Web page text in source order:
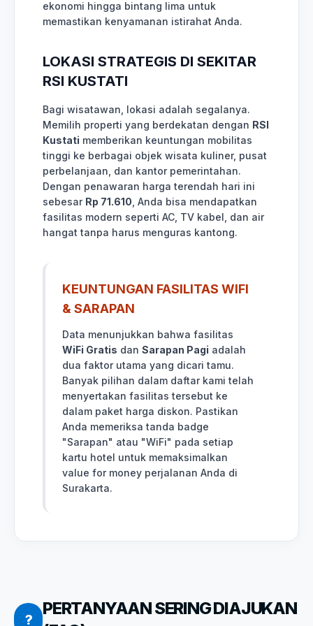
ekonomi hingga bintang lima untuk
memastikan kenyamanan istirahat Anda.
LOKASI STRATEGIS DI SEKITAR
RSI KUSTATI
Bagi wisatawan, lokasi adalah segalanya.
Memilih properti yang berdekatan dengan RSI
Kustati memberikan keuntungan mobilitas
tinggi ke berbagai objek wisata kuliner, pusat
perbelanjaan, dan kantor pemerintahan.
Dengan penawaran harga terendah hari ini
sebesar Rp 71.610 , Anda bisa mendapatkan
fasilitas modern seperti AC, TV kabel, dan air
hangat tanpa harus menguras kantong.
KEUNTUNGAN FASILITAS WIFI
& SARAPAN
Data menunjukkan bahwa fasilitas
WiFi Gratis dan Sarapan Pagi adalah
dua faktor utama yang dicari tamu.
Banyak pilihan dalam daftar kami telah
menyertakan fasilitas tersebut ke
dalam paket harga diskon. Pastikan
Anda memeriksa tanda badge
"Sarapan" atau "WiFi" pada setiap
kartu hotel untuk memaksimalkan
value for money perjalanan Anda di
Surakarta.
?
PERTANYAAN SERING DIAJUKAN